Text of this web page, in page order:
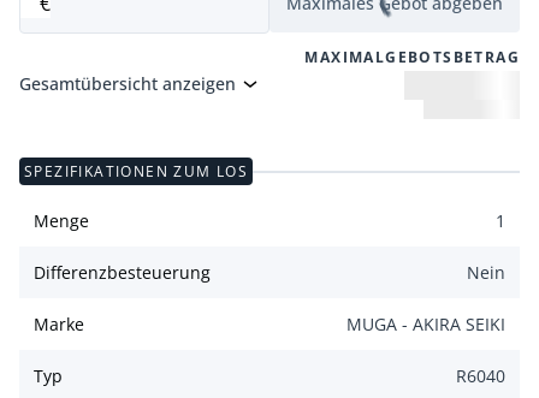
MAXIMALGEBOTSBETRAG
Gesamtübersicht anzeigen
SPEZIFIKATIONEN ZUM LOS
Menge 1
Differenzbesteuerung Nein
Marke MUGA - AKIRA SEIKI
Typ R6040